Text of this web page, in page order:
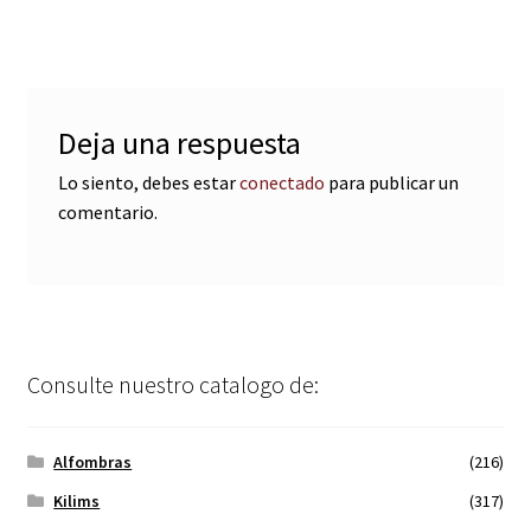
Deja una respuesta
Lo siento, debes estarconectado para publicar un
comentario.
Consulte nuestro catalogo de:
Alfombras
(216)
Kilims
(317)